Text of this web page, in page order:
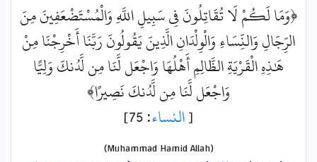
﴿وَمَا لَكُمْ لَا تُقَاتِلُونَ فِي سَبِيلِ اللَّهِ وَالْمُسْتَضْعَفِينَ مِنَ
الرِّجَالِ وَالنِّسَاءِ وَالْوِلْدَانِ الَّذِينَ يَقُولُونَ رَبَّنَا أَخْرِجْنَا مِنْ
هَٰذِهِ الْقَرْيَةِ الظَّالِمِ أَهْلُهَا وَاجْعَل لَّنَا مِن لَّدُنكَ وَلِيًّا
وَاجْعَل لَّنَا مِن لَّدُنكَ نَصِيرًا﴾
[النساء: 75]
(Muhammad Hamid Allah)